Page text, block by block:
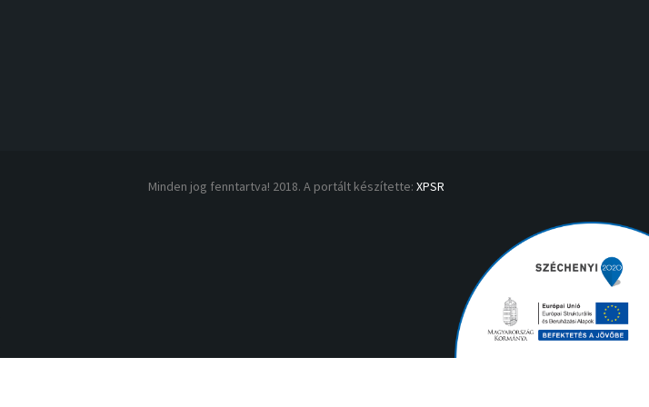
Minden jog fenntartva! 2018. A portált készítette: XPSR